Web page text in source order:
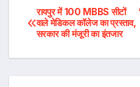
Post
navigation
रायपुर में 100 MBBS सीटों
वाले मेडिकल कॉलेज का प्रस्ताव,
सरकार की मंजूरी का इंतजार